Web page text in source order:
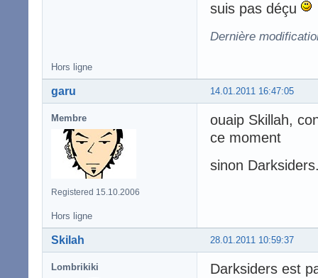
suis pas déçu
Dernière
Hors ligne
14.01.2011 16:47:05
garu
Membre
Registered 15.10.2006
ouaip Skillah,
ce moment
sinon
Hors ligne
28.01.2011 10:59:37
Skilah
Lombrikiki
Darksiders est